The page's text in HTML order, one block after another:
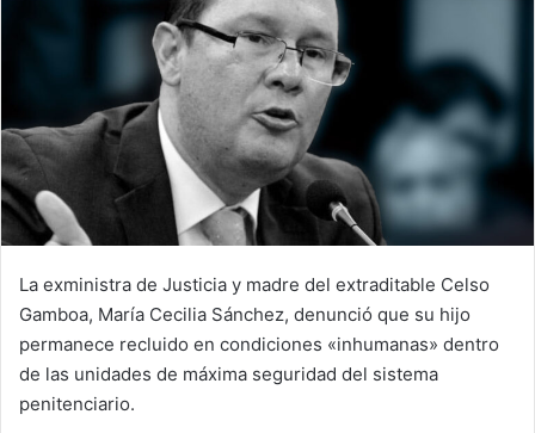
La exministra de Justicia y madre del extraditable Celso
Gamboa, María Cecilia Sánchez, denunció que su hijo
permanece recluido en condiciones «inhumanas» dentro
de las unidades de máxima seguridad del sistema
penitenciario.